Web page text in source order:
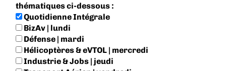
thématiques ci-dessous :
Quotidienne Intégrale
BizAv | lundi
Défense | mardi
Hélicoptères & eVTOL | mercredi
Industrie & Jobs | jeudi